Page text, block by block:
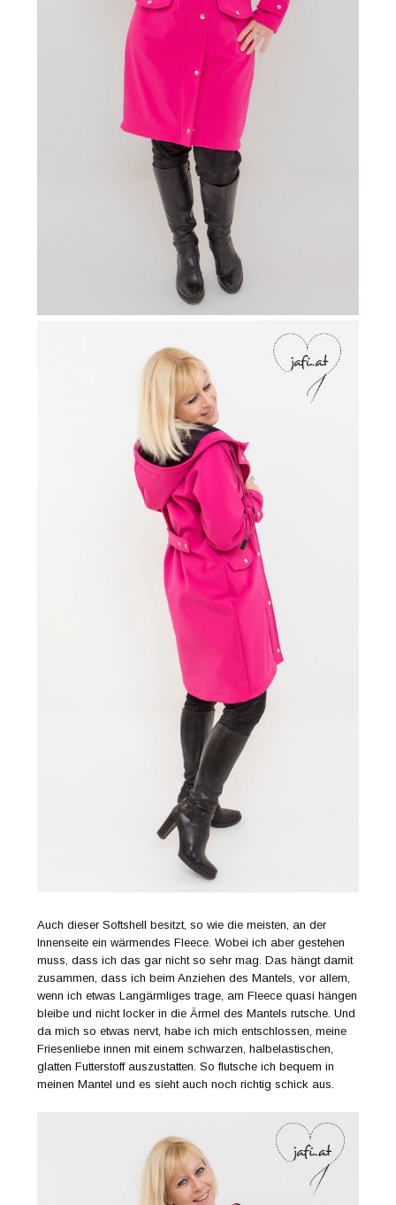
Auch dieser Softshell besitzt, so wie die meisten, an der
Innenseite ein wärmendes Fleece. Wobei ich aber gestehen
muss, dass ich das gar nicht so sehr mag. Das hängt damit
zusammen, dass ich beim Anziehen des Mantels, vor allem,
wenn ich etwas Langärmliges trage, am Fleece quasi hängen
bleibe und nicht locker in die Ärmel des Mantels rutsche. Und
da mich so etwas nervt, habe ich mich entschlossen, meine
Friesenliebe innen mit einem schwarzen, halbelastischen,
glatten Futterstoff auszustatten. So flutsche ich bequem in
meinen Mantel und es sieht auch noch richtig schick aus.